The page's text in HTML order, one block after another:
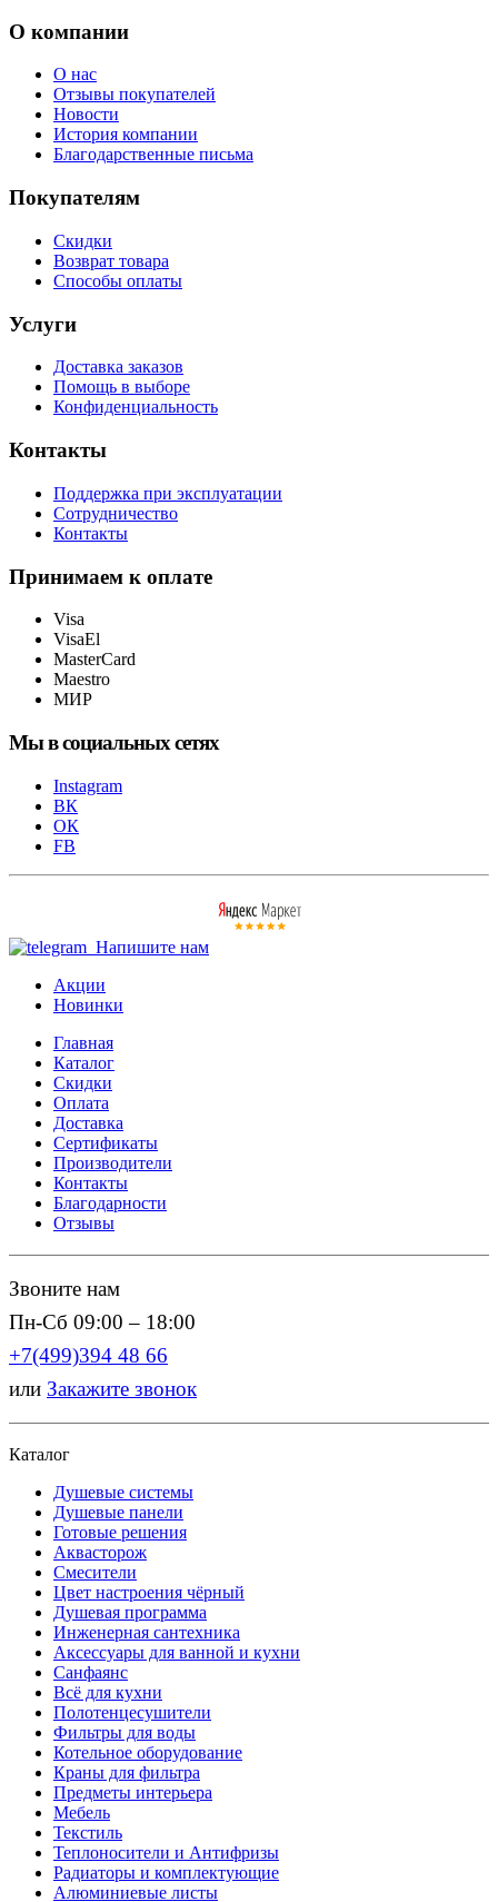
О компании
О нас
Отзывы покупателей
Новости
История компании
Благодарственные письма
Покупателям
Скидки
Возврат товара
Способы оплаты
Услуги
Доставка заказов
Помощь в выборе
Конфиденциальность
Контакты
Поддержка при эксплуатации
Сотрудничество
Контакты
Принимаем к оплате
Visa
VisaEl
MasterCard
Maestro
МИР
Мы в социальных сетях
Instagram
ВК
ОК
FB
Напишите нам
Акции
Новинки
Главная
Каталог
Скидки
Оплата
Доставка
Сертификаты
Производители
Контакты
Благодарности
Отзывы
Звоните нам
Пн-Сб 09:00 – 18:00
+7(499)394 48 66
или Закажите звонок
Каталог
Душевые системы
Душевые панели
Готовые решения
Аквасторож
Смесители
Цвет настроения чёрный
Душевая программа
Инженерная сантехника
Аксессуары для ванной и кухни
Санфаянс
Всё для кухни
Полотенцесушители
Фильтры для воды
Котельное оборудование
Краны для фильтра
Предметы интерьера
Мебель
Текстиль
Теплоносители и Антифризы
Радиаторы и комплектующие
Алюминиевые листы